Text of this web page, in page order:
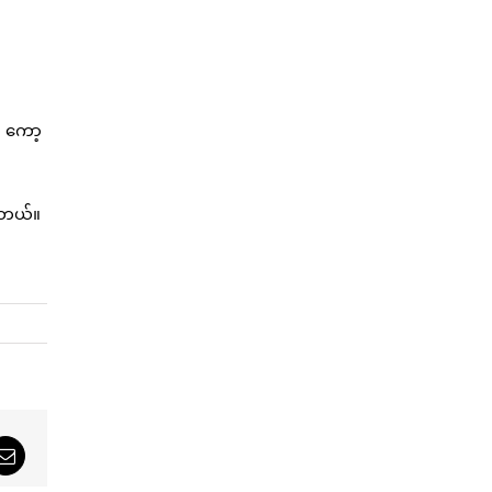
ကော့
ယ်။
Email